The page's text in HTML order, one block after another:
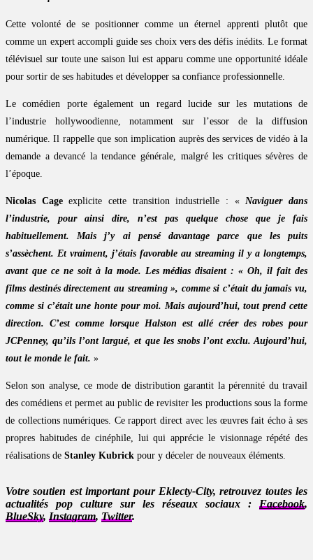
Cette volonté de se positionner comme un éternel apprenti plutôt que
comme un expert accompli guide ses choix vers des défis inédits. Le format
télévisuel sur toute une saison lui est apparu comme une opportunité idéale
pour sortir de ses habitudes et développer sa confiance professionnelle.
Le comédien porte également un regard lucide sur les mutations de
l’industrie hollywoodienne, notamment sur l’essor de la diffusion
numérique. Il rappelle que son implication auprès des services de vidéo à la
demande a devancé la tendance générale, malgré les critiques sévères de
l’époque.
Nicolas Cageexplicite cette transition industrielle : «Naviguer dans
l’industrie, pour ainsi dire, n’est pas quelque chose que je fais
habituellement. Mais j’y ai pensé davantage parce que les puits
s’assèchent. Et vraiment, j’étais favorable au streaming il y a longtemps,
avant que ce ne soit à la mode. Les médias disaient : « Oh, il fait des
films destinés directement au streaming », comme si c’était du jamais vu,
comme si c’était une honte pour moi. Mais aujourd’hui, tout prend cette
direction. C’est comme lorsque Halston est allé créer des robes pour
JCPenney, qu’ils l’ont largué, et que les snobs l’ont exclu. Aujourd’hui,
tout le monde le fait. »
Selon son analyse, ce mode de distribution garantit la pérennité du travail
des comédiens et permet au public de revisiter les productions sous la forme
de collections numériques. Ce rapport direct avec les œuvres fait écho à ses
propres habitudes de cinéphile, lui qui apprécie le visionnage répété des
réalisations de Stanley Kubrick pour y déceler de nouveaux éléments.
Votre soutien est important pour Eklecty-City, retrouvez toutes les
actualités pop culture sur les réseaux sociaux : Facebook,
BlueSky, Instagram, Twitter.